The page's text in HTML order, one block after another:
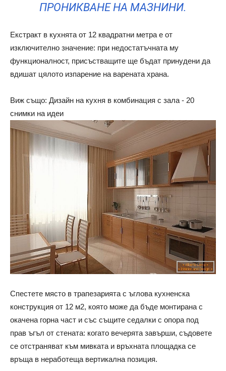
ПРОНИКВАНЕ НА МАЗНИНИ.
Екстракт в кухнята от 12 квадратни метра е от
изключително значение: при недостатъчната му
функционалност, присъстващите ще бъдат принудени да
вдишат цялото изпарение на варената храна.
Виж също: Дизайн на кухня в комбинация с зала - 20
снимки на идеи
Спестете място в трапезарията с ъглова кухненска
конструкция от 12 м2, която може да бъде монтирана с
окачена горна част и със същите седалки с опора под
прав ъгъл от стената: когато вечерята завърши, съдовете
се отстраняват към мивката и връхната площадка се
връща в неработеща вертикална позиция.